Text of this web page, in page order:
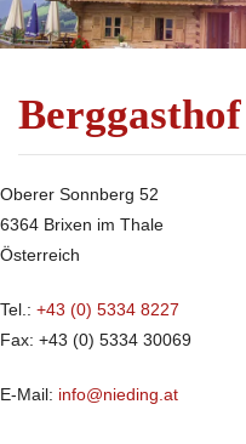
Oberer Sonnberg 52
6364 Brixen im Thale
Österreich
Tel.: +43 (0) 5334 8227
Fax: +43 (0) 5334 30069
E-Mail: info@nieding.at